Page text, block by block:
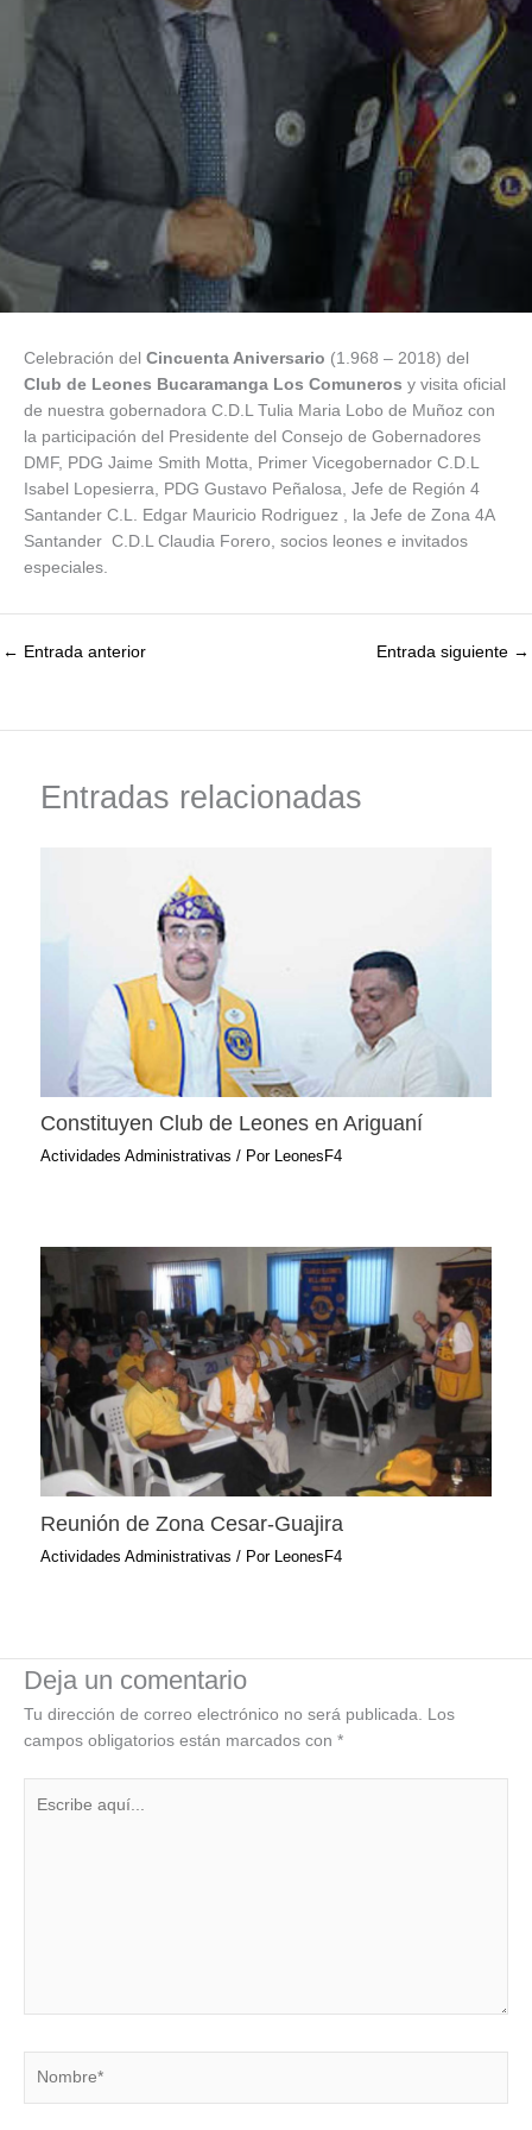
Celebración del Cincuenta Aniversario (1.968 – 2018) del
Club de Leones Bucaramanga Los Comuneros y visita oficial
de nuestra gobernadora C.D.L Tulia Maria Lobo de Muñoz con
la participación del Presidente del Consejo de Gobernadores
DMF, PDG Jaime Smith Motta, Primer Vicegobernador C.D.L
Isabel Lopesierra, PDG Gustavo Peñalosa, Jefe de Región 4
Santander C.L. Edgar Mauricio Rodriguez , la Jefe de Zona 4A
Santander C.D.L Claudia Forero, socios leones e invitados
especiales.
← Entrada anterior Entrada siguiente →
Entradas relacionadas
Constituyen Club de Leones en Ariguaní
Actividades Administrativas / Por LeonesF4
Reunión de Zona Cesar-Guajira
Actividades Administrativas / Por LeonesF4
Deja un comentario
Tu dirección de correo electrónico no será publicada.
Los
campos obligatorios están marcados con *
aquí...